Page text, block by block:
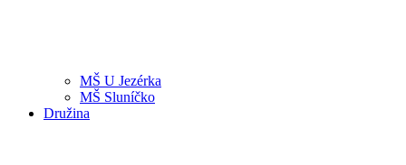
MŠ U Jezérka
MŠ Sluníčko
Družina